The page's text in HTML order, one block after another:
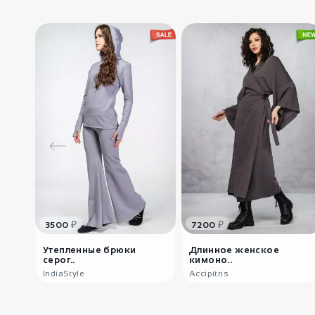
3500 ₽
Утепленные брюки
серог..
IndiaStyle
7200 ₽
Длинное женское
кимоно..
Accipitris